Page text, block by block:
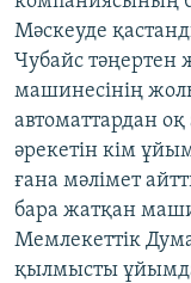
to
Search
ӘЛЕУМЕТ
ӘЛЕМ
АРНАЙЫ
Русский
ЖАЗЫЛЫҢЫЗ
Мәскеуде
Чубайс тәңертен
машинесінің
автоматтардан
әрекетін кім
ғана мәлімет
бара жатқан
Мемлекеттік
қылмысты